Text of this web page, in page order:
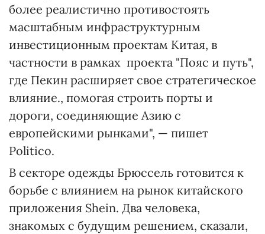
более реалистично противостоять
масштабным инфраструктурным
инвестиционным проектам Китая, в
частности в рамках проекта "Пояс и путь",
где Пекин расширяет свое стратегическое
влияние., помогая строить порты и
дороги, соединяющие Азию с
европейскими рынками", — пишет
Politico.
В секторе одежды Брюссель готовится к
борьбе с влиянием на рынок китайского
приложения Shein. Два человека,
знакомых с будущим решением, сказали,